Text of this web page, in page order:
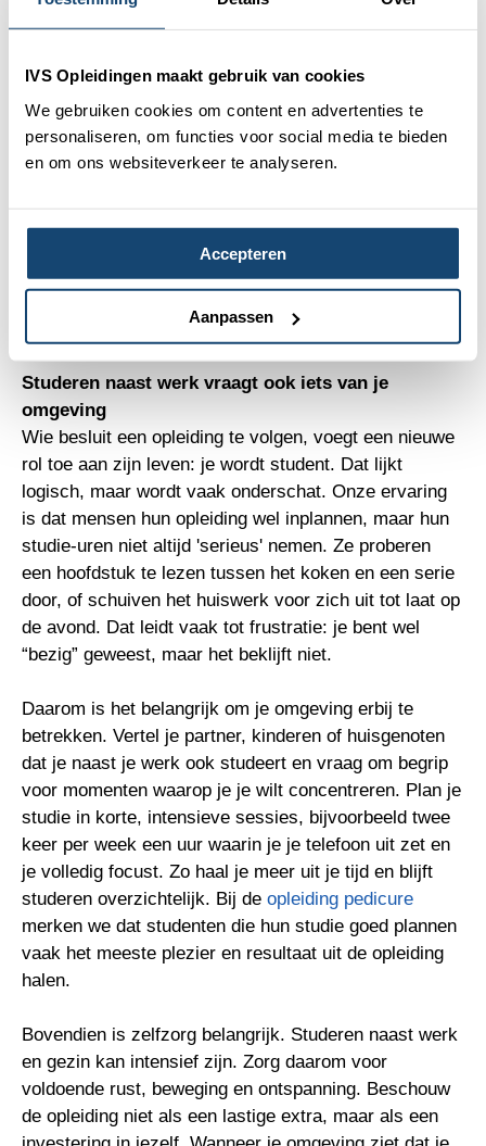
IVS Opleidingen maakt gebruik van cookies
We gebruiken cookies om content en advertenties te
personaliseren, om functies voor social media te bieden
en om ons websiteverkeer te analyseren.
Accepteren
Aanpassen
je leven.
Daarnaast is er nog een praktische reden. Het
leerproces vraagt tijd om technieken goed te laten
landen. Door naast je werk te studeren krijg je de kans
om regelmatig te oefenen, feedback te krijgen en stap
minder ruimte om alles rustig te verwerken. De
combinatie van werk en studie zorgt daarom voor een
Studeren naast werk vraagt ook iets van je
omgeving
Wie besluit een opleiding te volgen, voegt een nieuwe
rol toe aan zijn leven: je wordt student. Dat lijkt
logisch, maar wordt vaak onderschat. Onze ervaring
is dat mensen hun opleiding wel inplannen, maar hun
studie-uren niet altijd 'serieus' nemen. Ze proberen
een hoofdstuk te lezen tussen het koken en een serie
door, of schuiven het huiswerk voor zich uit tot laat op
de avond. Dat leidt vaak tot frustratie: je bent wel
“bezig” geweest, maar het beklijft niet.
Daarom is het belangrijk om je omgeving erbij te
betrekken. Vertel je partner, kinderen of huisgenoten
dat je naast je werk ook studeert en vraag om begrip
voor momenten waarop je je wilt concentreren. Plan je
studie in korte, intensieve sessies, bijvoorbeeld twee
keer per week een uur waarin je je telefoon uit zet en
je volledig focust. Zo haal je meer uit je tijd en blijft
studeren overzichtelijk. Bij de opleiding pedicure
merken we dat studenten die hun studie goed plannen
vaak het meeste plezier en resultaat uit de opleiding
halen.
Bovendien is zelfzorg belangrijk. Studeren naast werk
en gezin kan intensief zijn. Zorg daarom voor
voldoende rust, beweging en ontspanning. Beschouw
de opleiding niet als een lastige extra, maar als een